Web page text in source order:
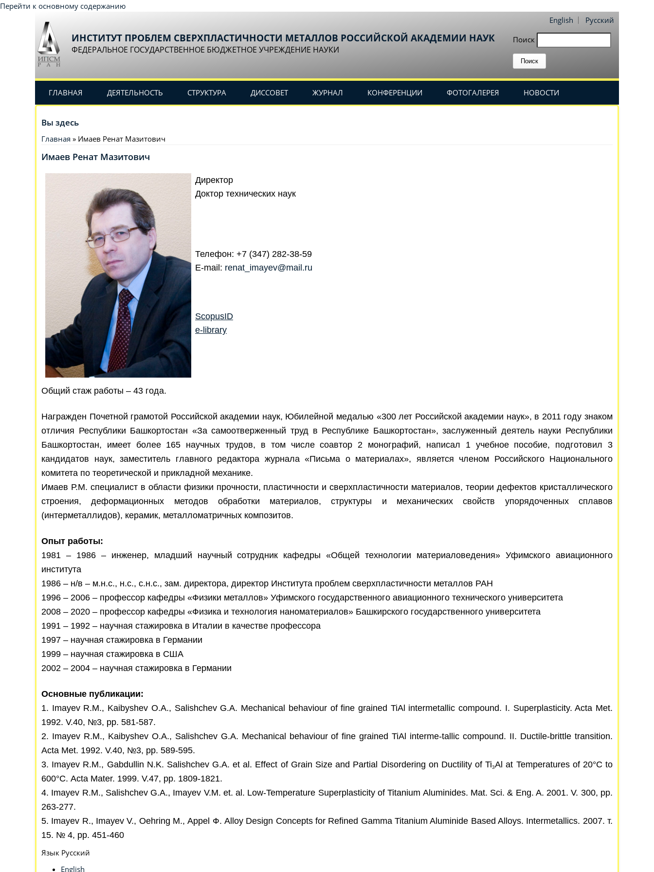
Перейти к основному содержанию
English
Русский
Поиск
ИНСТИТУТ ПРОБЛЕМ СВЕРХПЛАСТИЧНОСТИ МЕТАЛЛОВ РОССИЙСКОЙ АКАДЕМИИ НАУК
ФЕДЕРАЛЬНОЕ ГОСУДАРСТВЕННОЕ БЮДЖЕТНОЕ УЧРЕЖДЕНИЕ НАУКИ
ГЛАВНАЯ ДЕЯТЕЛЬНОСТЬ СТРУКТУРА ДИССОВЕТ ЖУРНАЛ КОНФЕРЕНЦИИ ФОТОГАЛЕРЕЯ НОВОСТИ
Вы здесь
Главная » Имаев Ренат Мазитович
Имаев Ренат Мазитович
Директор
Доктор технических наук
Телефон: +7 (347) 282-38-59
E-mail: renat_imayev@mail.ru
ScopusID
e-library
Общий стаж работы – 43 года.
Награжден Почетной грамотой Российской академии наук, Юбилейной медалью «300 лет Российской академии наук», в 2011 году знаком
отличия Республики Башкортостан «За самоотверженный труд в Республике Башкортостан», заслуженный деятель науки Республики
Башкортостан, имеет более 165 научных трудов, в том числе соавтор 2 монографий, написал 1 учебное пособие, подготовил 3
кандидатов наук, заместитель главного редактора журнала «Письма о материалах», является членом Российского Национального
комитета по теоретической и прикладной механике.
Имаев Р.М. специалист в области физики прочности, пластичности и сверхпластичности материалов, теории дефектов кристаллического
строения, деформационных методов обработки материалов, структуры и механических свойств упорядоченных сплавов
(интерметаллидов), керамик, металломатричных композитов.
Опыт работы:
1981 – 1986 – инженер, младший научный сотрудник кафедры «Общей технологии материаловедения» Уфимского авиационного
института
1986 – н/в – м.н.с., н.с., с.н.с., зам. директора, директор Института проблем сверхпластичности металлов РАН
1996 – 2006 – профессор кафедры «Физики металлов» Уфимского государственного авиационного технического университета
2008 – 2020 – профессор кафедры «Физика и технология наноматериалов» Башкирского государственного университета
1991 – 1992 – научная стажировка в Италии в качестве профессора
1997 – научная стажировка в Германии
1999 – научная стажировка в США
2002 – 2004 – научная стажировка в Германии
Основные публикации:
1. Imayev R.M., Kaibyshev O.A., Salishchev G.A. Mechanical behaviour of fine grained TiAl intermetallic compound. I. Superplasticity. Acta Met.
1992. V.40, №3, pp. 581-587.
2. Imayev R.M., Kaibyshev O.A., Salishchev G.A. Mechanical behaviour of fine grained TiAl interme-tallic compound. II. Ductile-brittle transition.
Acta Met. 1992. V.40, №3, pp. 589-595.
3. Imayev R.M., Gabdullin N.K. Salishchev G.A. et al. Effect of Grain Size and Partial Disordering on Ductility of Ti3Al at Temperatures of 20°C to
600°C. Аcta Mater. 1999. V.47, pp. 1809-1821.
4. Imayev R.M., Salishchev G.A., Imayev V.M. et. al. Low-Temperature Superplasticity of Titanium Aluminides. Mat. Sci. & Eng. A. 2001. V. 300, pp.
263-277.
5. Imayev R., Imayev V., Oehring М., Appel Ф. Alloy Design Concepts for Refined Gamma Titanium Aluminide Based Alloys. Intermetallics. 2007. т.
15. № 4, pp. 451-460
Язык Русский
English